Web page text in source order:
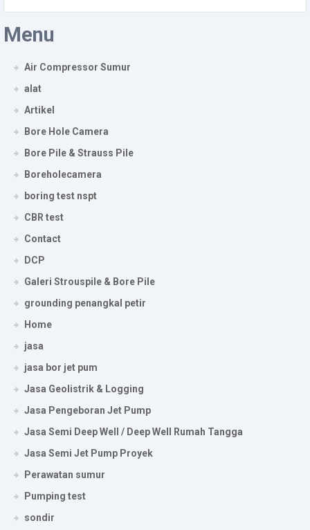
Menu
Air Compressor Sumur
alat
Artikel
Bore Hole Camera
Bore Pile & Strauss Pile
Boreholecamera
boring test nspt
CBR test
Contact
DCP
Galeri Strouspile & Bore Pile
grounding penangkal petir
Home
jasa
jasa bor jet pum
Jasa Geolistrik & Logging
Jasa Pengeboran Jet Pump
Jasa Semi Deep Well / Deep Well Rumah Tangga
Jasa Semi Jet Pump Proyek
Perawatan sumur
Pumping test
sondir